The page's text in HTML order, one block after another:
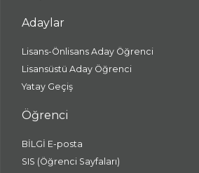
Adaylar
Lisans-Önlisans Aday Öğrenci
Lisansüstü Aday Öğrenci
Yatay Geçiş
Öğrenci
BİLGİ E-posta
SIS (Öğrenci Sayfaları)